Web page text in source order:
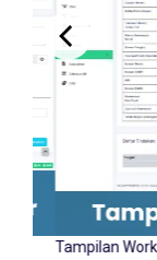
Tampilan Input